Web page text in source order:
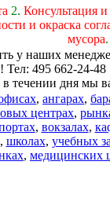
2. Консультация
и окраска
мусора.
у наших
495 662-24-48
течении дня мы
, ангарах,
центрах,
, вокзалах,
, школах, учебных
, медицинских